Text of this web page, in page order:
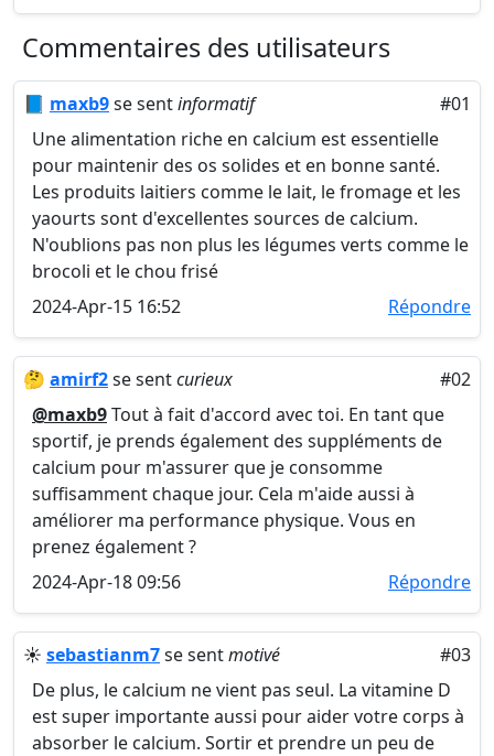
Commentaires des utilisateurs
📘 maxb9se sentinformatif
#01
Une alimentation riche en calcium est essentielle
pour maintenir des os solides et en bonne santé.
Les produits laitiers comme le lait, le fromage et les
yaourts sont d'excellentes sources de calcium.
N'oublions pas non plus les légumes verts comme le
brocoli et le chou frisé
2024-Apr-15 16:52
Répondre
🤔 amirf2se sentcurieux
#02
@maxb9Tout à fait d'accord avec toi. En tant que
sportif, je prends également des suppléments de
calcium pour m'assurer que je consomme
suffisamment chaque jour. Cela m'aide aussi à
améliorer ma performance physique. Vous en
prenez également ?
2024-Apr-18 09:56
Répondre
☀️ sebastianm7se sentmotivé
#03
De plus, le calcium ne vient pas seul. La vitamine D
est super importante aussi pour aider votre corps à
absorber le calcium. Sortir et prendre un peu de